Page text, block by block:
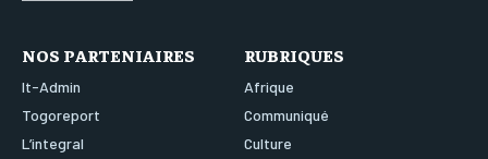
NOS PARTENIAIRES
It-Admin
Togoreport
L’integral
RUBRIQUES
Afrique
Communiqué
Culture